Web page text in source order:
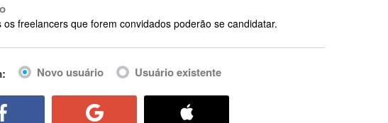
Toolkit (AWT)
os freelancers que forem convidados poderão se candidatar.
Novo usuário Usuário existente